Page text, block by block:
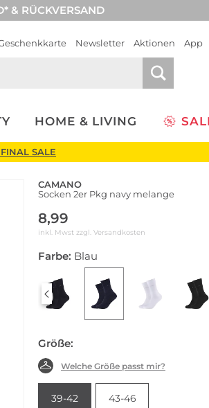
& RÜCKVERSAND
Newsletter Aktionen App
HOME & LIVING
SALE
CAMANO
Socken 2er Pkg navy melange
8,99
inkl. Mwst zzgl. Versandkosten
Farbe: Blau
Größe:
Welche Größe passt mir?
39-42 43-46